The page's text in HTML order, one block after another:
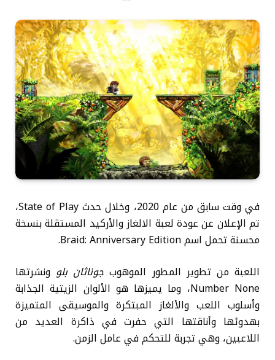
في وقت سابق من عام 2020، وخلال حدث State of Play،
تم الإعلان عن عودة لعبة الالغاز والأركيد المستقلة بنسخة
محسنة تحمل اسم Braid: Anniversary Edition.
اللعبة من تطوير المطور الموهوب جوناثان بلو ونشرتها
Number None، وما يميزها هو الألوان الزيتية الجذابة
وأسلوب اللعب والألغاز المبتكرة والموسيقى المتميزة
بهدوئها وأناقتها التي حفرت في ذاكرة العديد من
اللاعبين، وهي تجربة للتحكم في عامل الزمن.